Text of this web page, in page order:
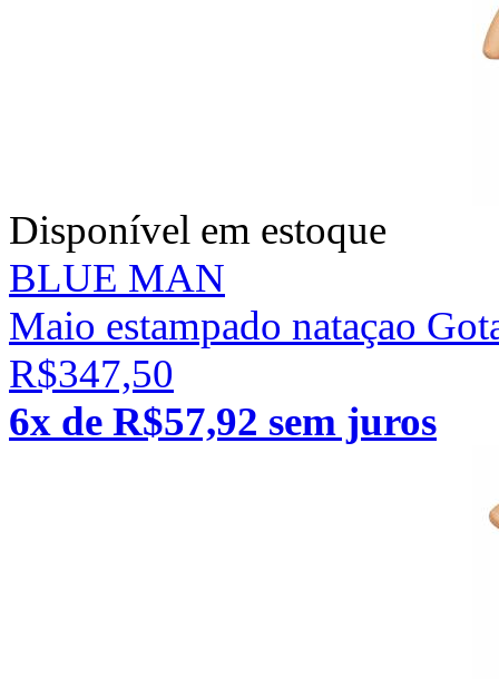
Disponível em estoque
BLUE MAN
Maio estampado nataçao
R$347,50
6x de R$57,92 sem juros